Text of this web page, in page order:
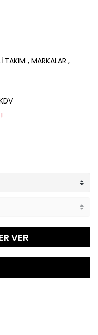
TAKIM ,MARKALAR ,
VER